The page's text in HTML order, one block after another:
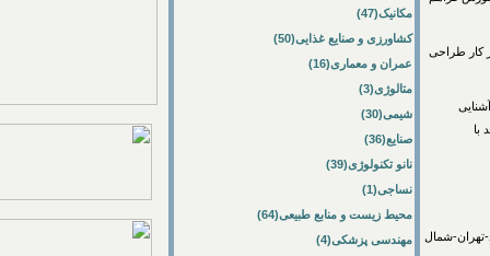
طراحی
مکانیک(47)
کشاورزی و صنایع غذایی(50)
عمران و معماری(16)
متالوژی(3)
شیمی(30)
صنایع(36)
نانو تکنولوژی(39)
نساجی(1)
محیط زیست و منابع طبیعی(64)
مهندسی پزشکی(4)